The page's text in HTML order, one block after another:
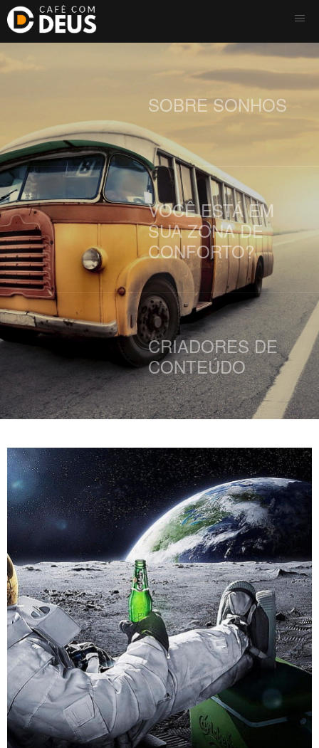
SOBRE SONHOS
VOCÊ ESTÁ EM
SUA ZONA DE
CONFORTO?
CRIADORES DE
CONTEÚDO